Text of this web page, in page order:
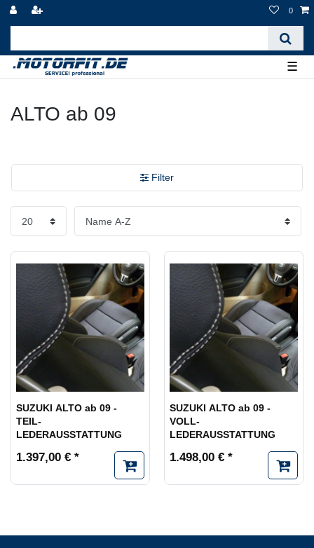
0
☰
ALTO ab 09
Filter
SUZUKI ALTO ab 09 -
TEIL-
LEDERAUSSTATTUNG
1.397,00 € *
SUZUKI ALTO ab 09 -
VOLL-
LEDERAUSSTATTUNG
1.498,00 € *